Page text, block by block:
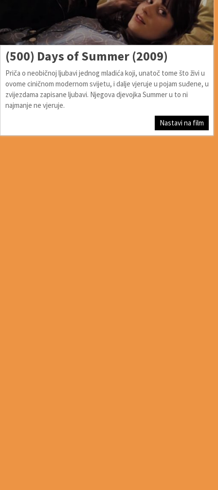
(500) Days of Summer (2009)
Priča o neobičnoj ljubavi jednog mladića koji, unatoč tome što živi u
ovome ciničnom modernom svijetu, i dalje vjeruje u pojam suđene, u
zvijezdama zapisane ljubavi. Njegova djevojka Summer u to ni
najmanje ne vjeruje.
Nastavi na film